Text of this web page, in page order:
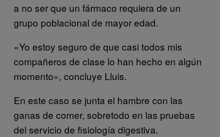
a no ser que un fármaco requiera de un
grupo poblacional de mayor edad.
«Yo estoy seguro de que casi todos mis
compañeros de clase lo han hecho en algún
momento», concluye Lluis.
En este caso se junta el hambre con las
ganas de comer, sobretodo en las pruebas
del servicio de fisiología digestiva.